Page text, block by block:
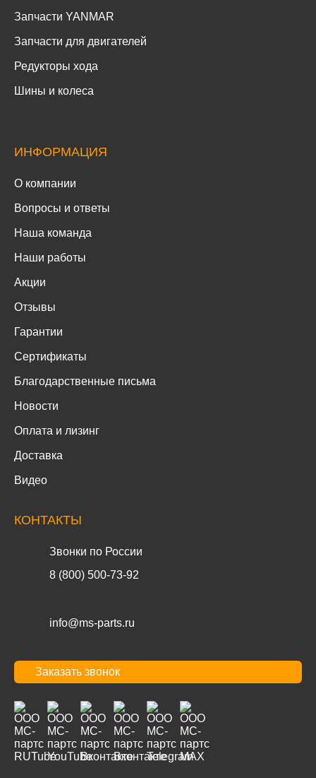
Запчасти YANMAR
Запчасти для двигателей
Редукторы хода
Шины и колеса
ИНФОРМАЦИЯ
О компании
Вопросы и ответы
Наша команда
Наши работы
Акции
Отзывы
Гарантии
Сертификаты
Благодарственные письма
Новости
Оплата и лизинг
Доставка
Видео
КОНТАКТЫ
Звонки по России
8 (800) 500-73-92
info@ms-parts.ru
Заказать звонок